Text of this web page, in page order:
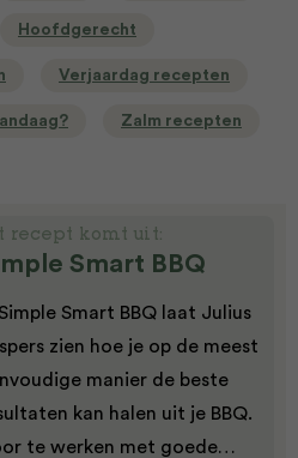
Hoofdgerecht
Verjaardag recepten
Zalm recepten
recept komt uit:
Smart BBQ
Simple Smart BBQ laat Julius
zien hoe je op de meest
manier de beste
kan halen uit je BBQ.
te werken met goede…